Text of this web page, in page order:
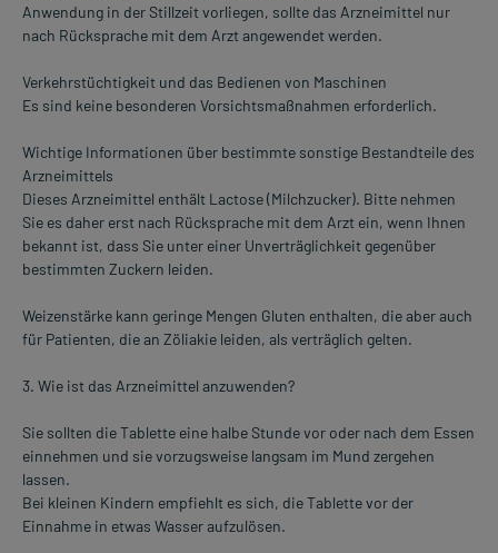
Anwendung in der Stillzeit vorliegen, sollte das Arzneimittel nur
nach Rücksprache mit dem Arzt angewendet werden.
Verkehrstüchtigkeit und das Bedienen von Maschinen
Es sind keine besonderen Vorsichtsmaßnahmen erforderlich.
Wichtige Informationen über bestimmte sonstige Bestandteile des
Arzneimittels
Dieses Arzneimittel enthält Lactose (Milchzucker). Bitte nehmen
Sie es daher erst nach Rücksprache mit dem Arzt ein, wenn Ihnen
bekannt ist, dass Sie unter einer Unverträglichkeit gegenüber
bestimmten Zuckern leiden.
Weizenstärke kann geringe Mengen Gluten enthalten, die aber auch
für Patienten, die an Zöliakie leiden, als verträglich gelten.
3. Wie ist das Arzneimittel anzuwenden?
Sie sollten die Tablette eine halbe Stunde vor oder nach dem Essen
einnehmen und sie vorzugsweise langsam im Mund zergehen
lassen.
Bei kleinen Kindern empfiehlt es sich, die Tablette vor der
Einnahme in etwas Wasser aufzulösen.